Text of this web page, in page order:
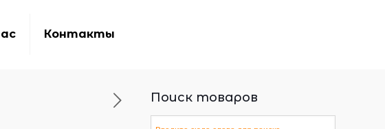
Контакты
Поиск товаров